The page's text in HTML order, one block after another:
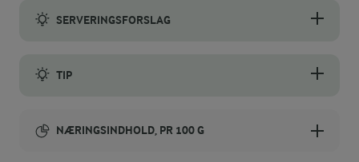
SERVERINGSFORSLAG
TIP
NÆRINGSINDHOLD, PR 100 G